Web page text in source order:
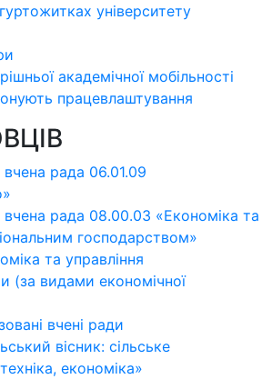
університету
академічної мобільності
працевлаштування
вчена рада 06.01.09
вчена рада 08.00.03 «Економіка та
господарством»
та управління
(за видами економічної
вчені ради
вісник: сільське
економіка»